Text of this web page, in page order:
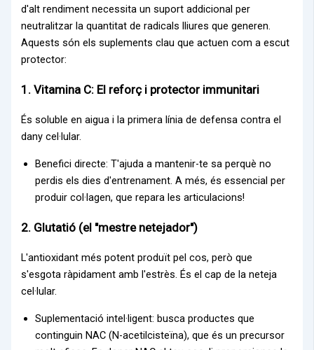
d'alt rendiment necessita un suport addicional per
neutralitzar la quantitat de radicals lliures que generen.
Aquests són els suplements clau que actuen com a escut
protector:
1. Vitamina C: El reforç i protector immunitari
És soluble en aigua i la primera línia de defensa contra el
dany cel·lular.
Benefici directe: T'ajuda a mantenir-te sa perquè no
perdis els dies d'entrenament. A més, és essencial per
produir col·lagen, que repara les articulacions!
2. Glutatió (el "mestre netejador")
L'antioxidant més potent produït pel cos, però que
s'esgota ràpidament amb l'estrès. És el cap de la neteja
cel·lular.
Suplementació intel·ligent: busca productes que
continguin NAC (N-acetilcisteïna), que és un precursor